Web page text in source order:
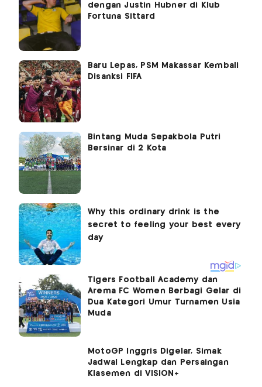
dengan Justin Hubner di Klub
Fortuna Sittard
Baru Lepas, PSM Makassar Kembali
Disanksi FIFA
Bintang Muda Sepakbola Putri
Bersinar di 2 Kota
Tigers Football Academy dan
Arema FC Women Berbagi Gelar di
Dua Kategori Umur Turnamen Usia
Muda
MotoGP Inggris Digelar, Simak
Jadwal Lengkap dan Persaingan
Klasemen di VISION+